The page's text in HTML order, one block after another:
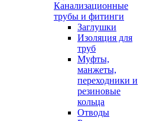
Канализационные
трубы и фитинги
Заглушки
Изоляция для
труб
Муфты,
манжеты,
переходники и
резиновые
кольца
Отводы